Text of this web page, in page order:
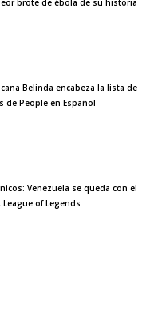
brote de ébola de su historia
Belinda encabeza la lista de
de People en Español
Venezuela se queda con el
League of Legends